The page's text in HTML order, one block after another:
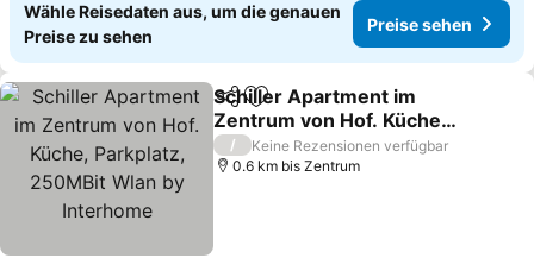
Wähle Reisedaten aus, um die genauen
Preise zu sehen
Preise sehen
TeilenZu Favoriten hinzufügen
Schiller Apartment im
Zentrum von Hof. Küche,
Parkplatz, 250MBit Wlan
by Interhome
/
Keine Rezensionen verfügbar
0.6 km bis Zentrum